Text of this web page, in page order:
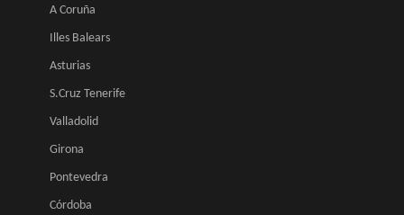
A Coruña
Illes Balears
Asturias
S.Cruz Tenerife
Valladolid
Girona
Pontevedra
Córdoba